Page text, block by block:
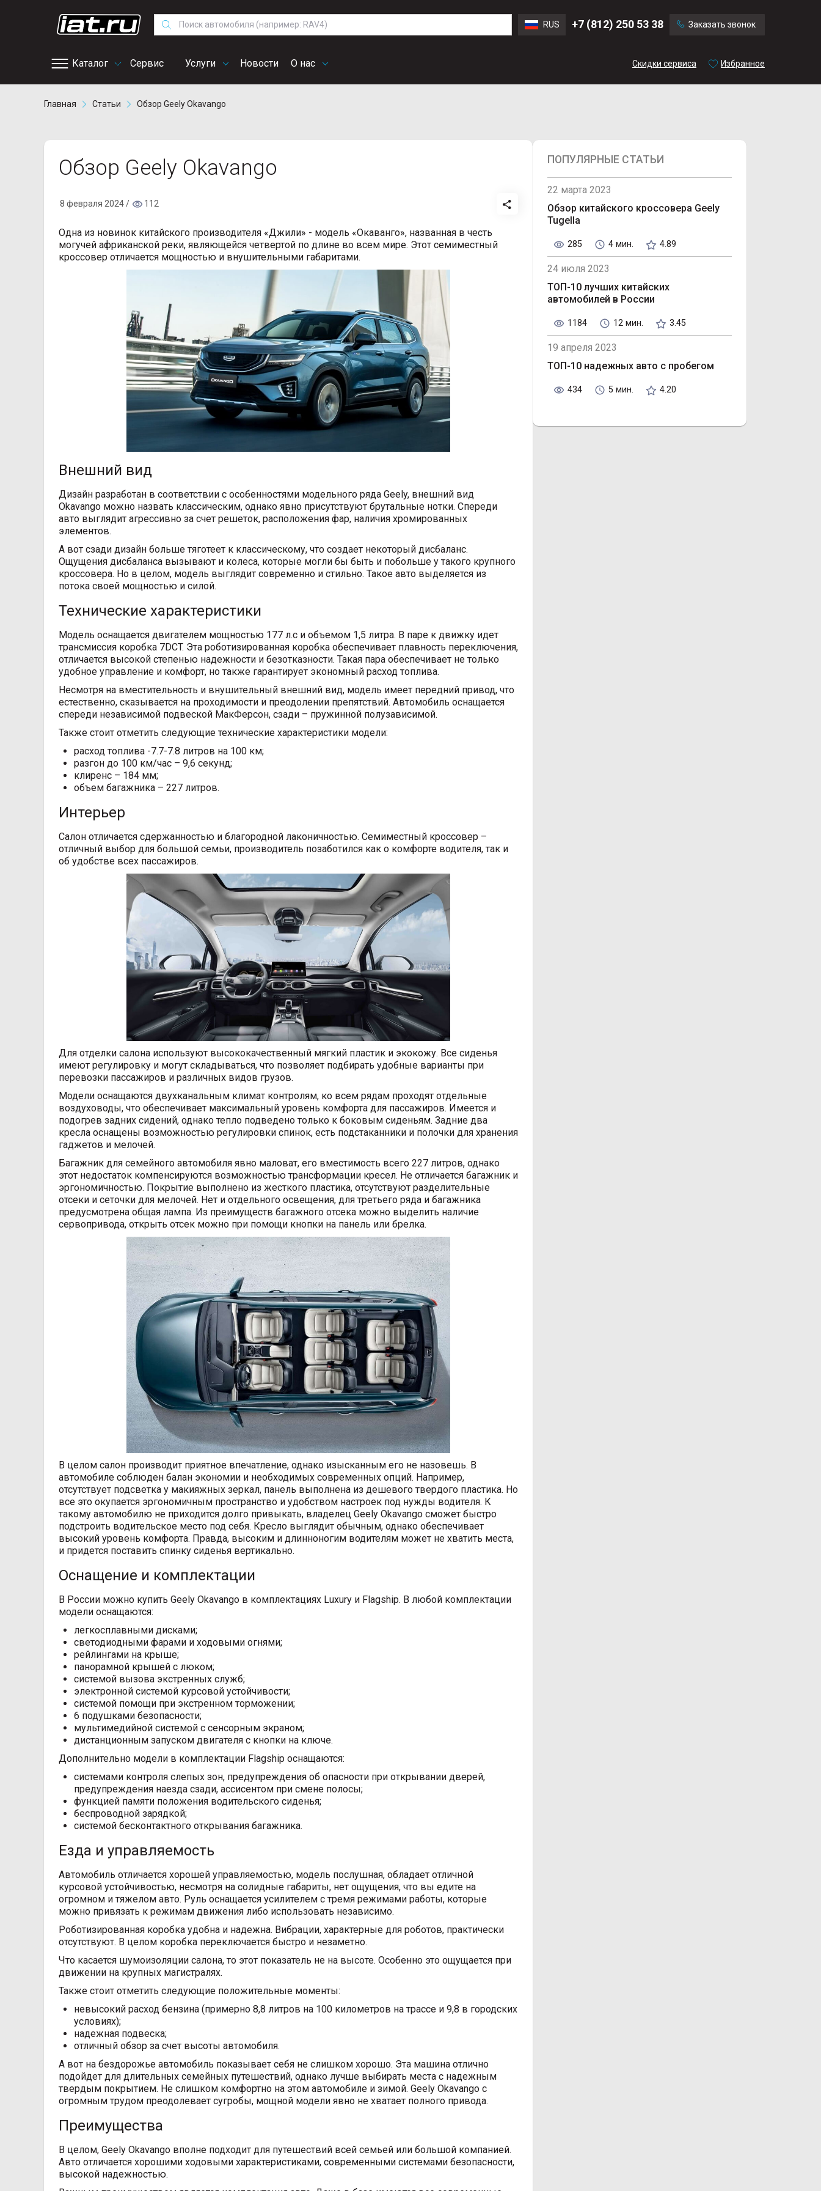
RUS +7 (812) 250 53 38 Заказать звонок
Каталог Сервис Услуги Новости О нас Скидки сервиса Избранное
Ford Mercedes Benz Mini Mitsubishi
Главная Статьи Обзор Geely Okavango
Обзор Geely Okavango
8 февраля 2024 / 112
Одна из новинок китайского производителя «Джили» - модель «Окаванго», названная в честь
могучей африканской реки, являющейся четвертой по длине во всем мире. Этот семиместный
кроссовер отличается мощностью и внушительными габаритами.
Внешний вид
Дизайн разработан в соответствии с особенностями модельного ряда Geely, внешний вид
Okavango можно назвать классическим, однако явно присутствуют брутальные нотки. Спереди
авто выглядит агрессивно за счет решеток, расположения фар, наличия хромированных
элементов.
А вот сзади дизайн больше тяготеет к классическому, что создает некоторый дисбаланс.
Ощущения дисбаланса вызывают и колеса, которые могли бы быть и побольше у такого крупного
кроссовера. Но в целом, модель выглядит современно и стильно. Такое авто выделяется из
потока своей мощностью и силой.
Технические характеристики
Модель оснащается двигателем мощностью 177 л.с и объемом 1,5 литра. В паре к движку идет
трансмиссия коробка 7DCT. Эта роботизированная коробка обеспечивает плавность переключения,
отличается высокой степенью надежности и безотказности. Такая пара обеспечивает не только
удобное управление и комфорт, но также гарантирует экономный расход топлива.
Несмотря на вместительность и внушительный внешний вид, модель имеет передний привод, что
естественно, сказывается на проходимости и преодолении препятствий. Автомобиль оснащается
спереди независимой подвеской МакФерсон, сзади – пружинной полузависимой.
Также стоит отметить следующие технические характеристики модели:
расход топлива -7.7-7.8 литров на 100 км;
разгон до 100 км/час – 9,6 секунд;
клиренс – 184 мм;
объем багажника – 227 литров.
Интерьер
Салон отличается сдержанностью и благородной лаконичностью. Семиместный кроссовер –
отличный выбор для большой семьи, производитель позаботился как о комфорте водителя, так и
об удобстве всех пассажиров.
Для отделки салона используют высококачественный мягкий пластик и экокожу. Все сиденья
имеют регулировку и могут складываться, что позволяет подбирать удобные варианты при
перевозки пассажиров и различных видов грузов.
Модели оснащаются двухканальным климат контролям, ко всем рядам проходят отдельные
воздуховоды, что обеспечивает максимальный уровень комфорта для пассажиров. Имеется и
подогрев задних сидений, однако тепло подведено только к боковым сиденьям. Задние два
кресла оснащены возможностью регулировки спинок, есть подстаканники и полочки для хранения
гаджетов и мелочей.
Багажник для семейного автомобиля явно маловат, его вместимость всего 227 литров, однако
этот недостаток компенсируются возможностью трансформации кресел. Не отличается багажник и
эргономичностью. Покрытие выполнено из жесткого пластика, отсутствуют разделительные
отсеки и сеточки для мелочей. Нет и отдельного освещения, для третьего ряда и багажника
предусмотрена общая лампа. Из преимуществ багажного отсека можно выделить наличие
сервопривода, открыть отсек можно при помощи кнопки на панель или брелка.
В целом салон производит приятное впечатление, однако изысканным его не назовешь. В
автомобиле соблюден балан экономии и необходимых современных опций. Например,
отсутствует подсветка у макияжных зеркал, панель выполнена из дешевого твердого пластика. Но
все это окупается эргономичным пространство и удобством настроек под нужды водителя. К
такому автомобилю не приходится долго привыкать, владелец Geely Okavango сможет быстро
подстроить водительское место под себя. Кресло выглядит обычным, однако обеспечивает
высокий уровень комфорта. Правда, высоким и длинноногим водителям может не хватить места,
и придется поставить спинку сиденья вертикально.
Оснащение и комплектации
В России можно купить Geely Okavango в комплектациях Luxury и Flagship. В любой комплектации
модели оснащаются:
легкосплавными дисками;
светодиодными фарами и ходовыми огнями;
рейлингами на крыше;
панорамной крышей с люком;
системой вызова экстренных служб;
электронной системой курсовой устойчивости;
системой помощи при экстренном торможении;
6 подушками безопасности;
мультимедийной системой с сенсорным экраном;
дистанционным запуском двигателя с кнопки на ключе.
Дополнительно модели в комплектации Flagship оснащаются:
системами контроля слепых зон, предупреждения об опасности при открывании дверей,
предупреждения наезда сзади, ассисентом при смене полосы;
функцией памяти положения водительского сиденья;
беспроводной зарядкой;
системой бесконтактного открывания багажника.
Езда и управляемость
Автомобиль отличается хорошей управляемостью, модель послушная, обладает отличной
курсовой устойчивостью, несмотря на солидные габариты, нет ощущения, что вы едите на
огромном и тяжелом авто. Руль оснащается усилителем с тремя режимами работы, которые
можно привязать к режимам движения либо использовать независимо.
Роботизированная коробка удобна и надежна. Вибрации, характерные для роботов, практически
отсутствуют. В целом коробка переключается быстро и незаметно.
Что касается шумоизоляции салона, то этот показатель не на высоте. Особенно это ощущается при
движении на крупных магистралях.
Также стоит отметить следующие положительные моменты:
невысокий расход бензина (примерно 8,8 литров на 100 километров на трассе и 9,8 в городских
условиях);
надежная подвеска;
отличный обзор за счет высоты автомобиля.
А вот на бездорожье автомобиль показывает себя не слишком хорошо. Эта машина отлично
подойдет для длительных семейных путешествий, однако лучше выбирать места с надежным
твердым покрытием. Не слишком комфортно на этом автомобиле и зимой. Geely Okavango с
огромным трудом преодолевает сугробы, мощной модели явно не хватает полного привода.
Преимущества
В целом, Geely Okavango вполне подходит для путешествий всей семьей или большой компанией.
Авто отличается хорошими ходовыми характеристиками, современными системами безопасности,
высокой надежностью.
ПОПУЛЯРНЫЕ СТАТЬИ
22 марта 2023
Обзор китайского кроссовера Geely
Tugella
285 4 мин. 4.89
24 июля 2023
ТОП-10 лучших китайских
автомобилей в России
1184 12 мин. 3.45
19 апреля 2023
ТОП-10 надежных авто с пробегом
434 5 мин. 4.20